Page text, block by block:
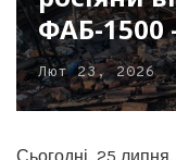
ФАБ-1500
Лют 23, 2026
Сьогодні, 25